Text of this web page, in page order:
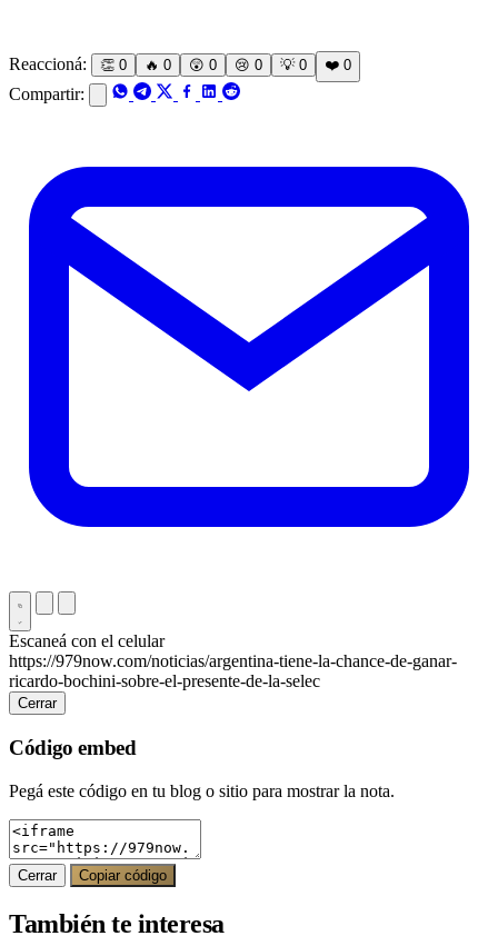
Reaccioná: 👏 0 🔥 0 😲 0 😢 0 💡 0 ❤️ 0
Compartir:
Escaneá con el celular
https://979now.com/noticias/argentina-tiene-la-chance-de-ganar-
ricardo-bochini-sobre-el-presente-de-la-selec
Cerrar
Código embed
Pegá este código en tu blog o sitio para mostrar la nota.
Cerrar Copiar código
También te interesa